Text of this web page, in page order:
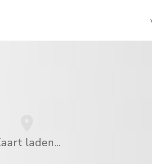
laden...